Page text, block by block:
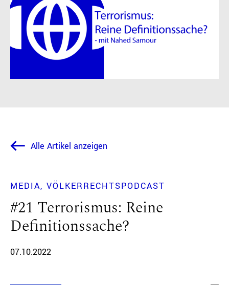
Alle Artikel anzeigen
MEDIA VÖLKERRECHTSPODCAST
#21 Terrorismus: Reine
Definitionssache?
07.10.2022